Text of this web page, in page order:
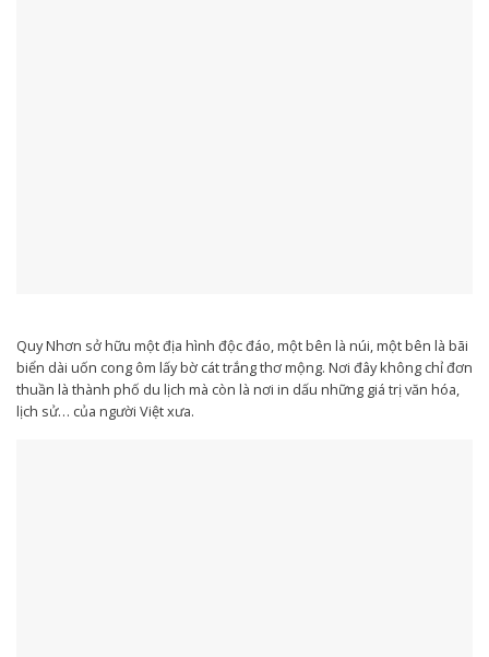
Quy Nhơn sở hữu một địa hình độc đáo, một bên là núi, một bên là bãi
biển dài uốn cong ôm lấy bờ cát trắng thơ mộng. Nơi đây không chỉ đơn
thuần là thành phố du lịch mà còn là nơi in dấu những giá trị văn hóa,
lịch sử… của người Việt xưa.